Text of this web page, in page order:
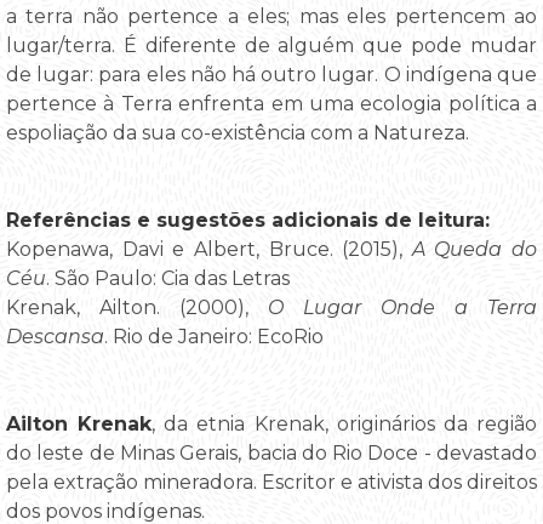
a terra não pertence a eles; mas eles pertencem ao
lugar/terra. É diferente de alguém que pode mudar
de lugar: para eles não há outro lugar. O indígena que
pertence à Terra enfrenta em uma ecologia política a
espoliação da sua co-existência com a Natureza.
Referências e sugestões adicionais de leitura:
Kopenawa, Davi e Albert, Bruce. (2015), A Queda do
Céu. São Paulo: Cia das Letras
Krenak, Ailton. (2000), O Lugar Onde a Terra
Descansa. Rio de Janeiro: EcoRio
Ailton Krenak, da etnia Krenak, originários da região
do leste de Minas Gerais, bacia do Rio Doce - devastado
pela extração mineradora. Escritor e ativista dos direitos
dos povos indígenas.